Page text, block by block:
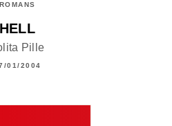
ROMANS
HELL
Pille
01/2004